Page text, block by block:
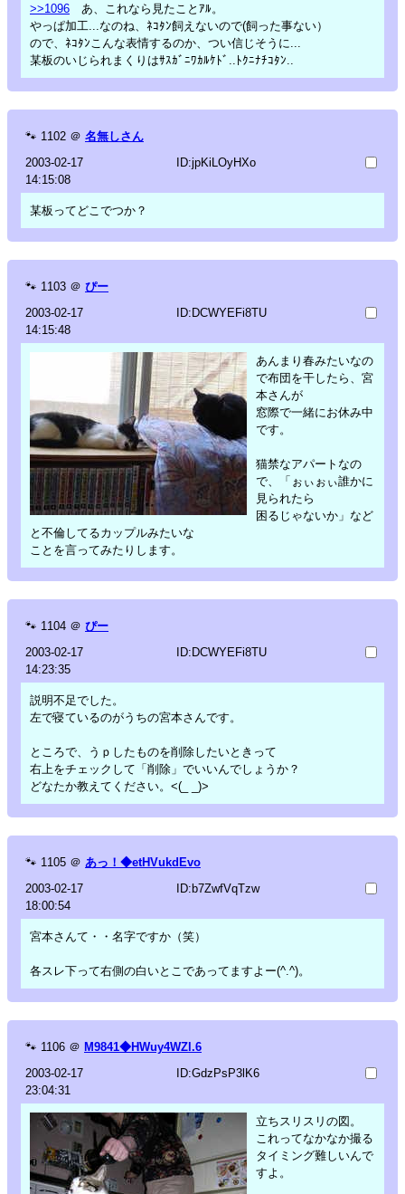
>>1096 あ、これなら見たことｱﾙ。
やっぱ加工...なのね、ﾈｺﾀﾝ飼えないので(飼った事ない）
ので、ﾈｺﾀﾝこんな表情するのか、つい信じそうに...
某板のいじられまくりはｻｽｶﾞﾆﾜｶﾙｹﾄﾞ..ﾄｸﾆﾅﾁｺﾀﾝ..
🐾 1102 ＠ 名無しさん
2003-02-17
14:15:08
ID:jpKiLOyHXo
某板ってどこでつか？
🐾 1103 ＠ ぴー
2003-02-17
14:15:48
ID:DCWYEFi8TU
あんまり春みたいなの
で布団を干したら、宮
本さんが
窓際で一緒にお休み中
です。
猫禁なアパートなの
で、「ぉぃぉぃ誰かに
見られたら
困るじゃないか」など
と不倫してるカップルみたいな
ことを言ってみたりします。
🐾 1104 ＠ ぴー
2003-02-17
14:23:35
ID:DCWYEFi8TU
説明不足でした。
左で寝ているのがうちの宮本さんです。
ところで、うｐしたものを削除したいときって
右上をチェックして「削除」でいいんでしょうか？
どなたか教えてください。<(_ _)>
🐾 1105 ＠ あっ！◆etHVukdEvo
2003-02-17
18:00:54
ID:b7ZwfVqTzw
宮本さんて・・名字ですか（笑）
各スレ下って右側の白いとこであってますよー(^.^)。
🐾 1106 ＠ M9841◆HWuy4WZl.6
2003-02-17
23:04:31
ID:GdzPsP3lK6
立ちスリスリの図。
これってなかなか撮る
タイミング難しいんで
すよ。